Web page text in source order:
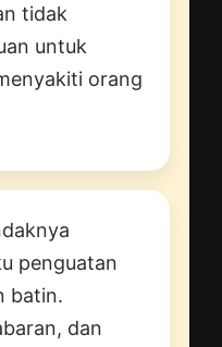
tidak
untuk
orang
penguatan
batin.
dan